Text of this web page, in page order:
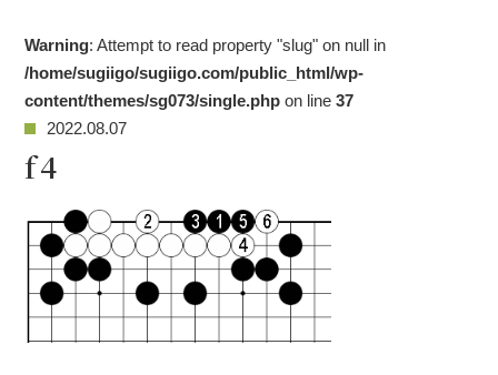
Warning: Attempt to read property "slug" on null in
/home/sugiigo/sugiigo.com/public_html/wp-
content/themes/sg073/single.php on line37
2022.08.07
f4